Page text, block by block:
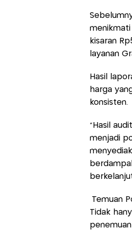
menikmati
kisaran
layanan
Hasil
harga
konsisten.
“Hasil
menjadi
Temuan
Tidak